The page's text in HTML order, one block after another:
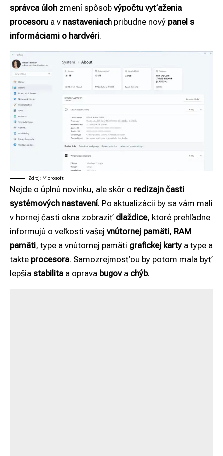
správca úloh zmení spôsob výpočtu vyťaženia
procesoru a v nastaveniach pribudne nový panel s
informáciami o hardvéri.
Zdroj: Microsoft
Nejde o úplnú novinku, ale skôr o redizajn časti
systémových nastavení. Po aktualizácii by sa vám mali
v hornej časti okna zobraziť dlaždice, ktoré prehľadne
informujú o veľkosti vašej vnútornej pamäti, RAM
pamäti, type a vnútornej pamäti grafickej karty a type a
takte procesora. Samozrejmosťou by potom mala byť
lepšia stabilita a oprava bugova chýb.